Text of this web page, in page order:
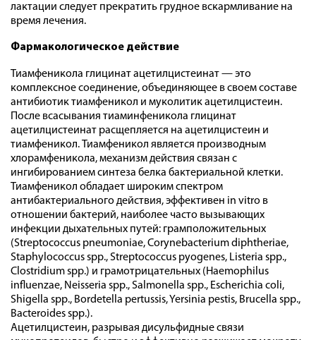
лактации следует прекратить грудное вскармливание на
время лечения.
Фармакологическое действие
Тиамфеникола глицинат ацетилцистеинат — это
комплексное соединение, объединяющее в своем составе
антибиотик тиамфеникол и муколитик ацетилцистеин.
После всасывания тиаминфеникола глицинат
ацетилцистеинат расщепляется на ацетилцистеин и
тиамфеникол. Тиамфеникол является производным
хлорамфеникола, механизм действия связан с
ингибированием синтеза белка бактериальной клетки.
Тиамфеникол обладает широким спектром
антибактериального действия, эффективен in vitro в
отношении бактерий, наиболее часто вызывающих
инфекции дыхательных путей: грамположительных
(Streptococcus pneumoniae, Corynebacterium diphtheriae,
Staphylococcus spp., Streptococcus pyogenes, Listeria spp.,
Clostridium spp.) и грамотрицательных (Haemophilus
influenzae, Neisseria spp., Salmonella spp., Escherichia coli,
Shigella spp., Bordetella pertussis, Yersinia pestis, Brucella spp.,
Bacteroides spp.).
Ацетилцистеин, разрывая дисульфидные связи